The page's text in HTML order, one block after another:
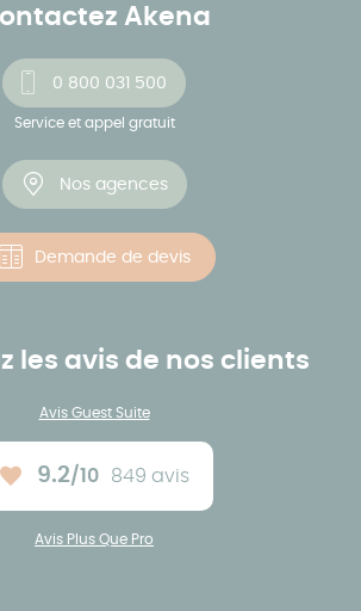
Akena
0 800 031 500
Service et appel gratuit
Nos agences
Demande de devis
les avis de nos clients
Avis Guest Suite
Note moyenne :
9.2/10 849 avis
Avis Plus Que Pro